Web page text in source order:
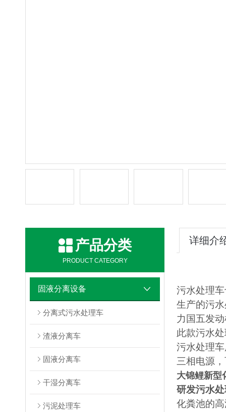
产品分类
PRODUCT CATEGORY
固液分离设备
分离式污水处理车
渣液分离车
固液分离车
干湿分离车
污泥处理车
详细介
污水处理
生产的污
力国五发
此款污水
污水处理
三相电源
大锦鲤新型
研发污水
化粪池的